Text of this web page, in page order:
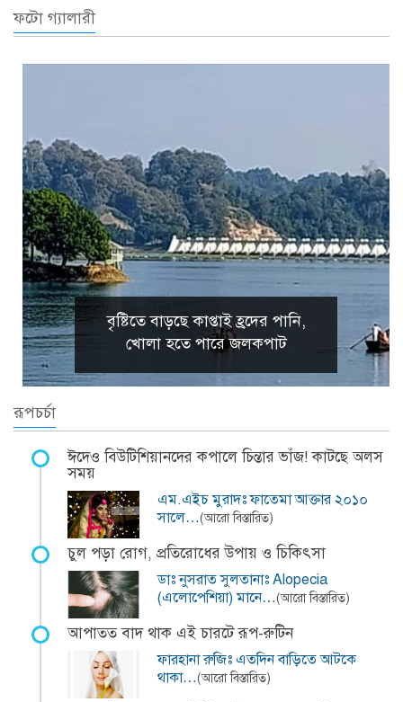
ফটো গ্যালারী
বৃষ্টিতে বাড়ছে কাপ্তাই হ্রদের পানি,
খোলা হতে পারে জলকপাট
রূপচর্চা
ঈদেও বিউটিশিয়ানদের কপালে চিন্তার ভাঁজ! কাটছে অলস
সময়
এম.এইচ মুরাদঃ ফাতেমা আক্তার ২০১০
সালে…(আরো বিস্তারিত)
চুল পড়া রোগ, প্রতিরোধের উপায় ও চিকিৎসা
ডাঃ নুসরাত সুলতানাঃ Alopecia
(এলোপেশিয়া) মানে…(আরো বিস্তারিত)
আপাতত বাদ থাক এই চারটে রূপ-রুটিন
ফারহানা রুজিঃ এতদিন বাড়িতে আটকে
থাকা…(আরো বিস্তারিত)